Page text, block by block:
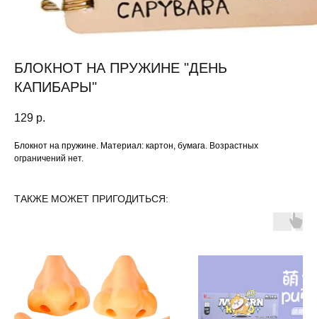
БЛОКНОТ НА ПРУЖИНЕ "ДЕНЬ
КАПИБАРЫ"
129 р.
Блокнот на пружине. Материал: картон, бумага. Возрастных
ограничений нет.
ТАКЖЕ МОЖЕТ ПРИГОДИТЬСЯ: